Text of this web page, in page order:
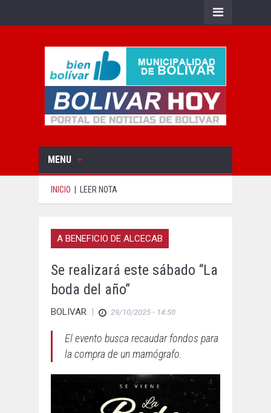
MENU
INICIO LEER NOTA
A BENEFICIO DE ALCECAB
Se realizará este sábado “La
boda del año”
BOLIVAR | 29/10/2025 - 14:50
El evento busca recaudar fondos para
la compra de un mamógrafo.